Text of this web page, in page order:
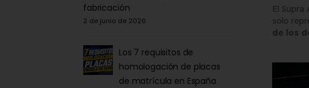
El Supra
solo
de los
fabricación
2 de junio de 2026
Los 7 requisitos de
homologación de placas
de matrícula en España
27 de mayo de 2026
Dónde